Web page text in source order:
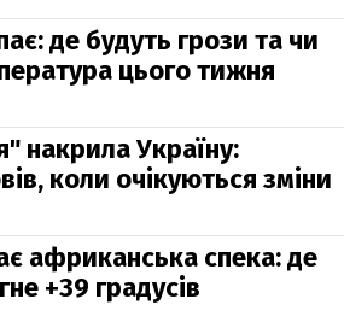
де будуть грози та чи
цього тижня
накрила Україну:
коли очікуються зміни
африканська спека: де
+39 градусів